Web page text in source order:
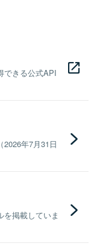
できる公式API
年7月31日
掲載していま